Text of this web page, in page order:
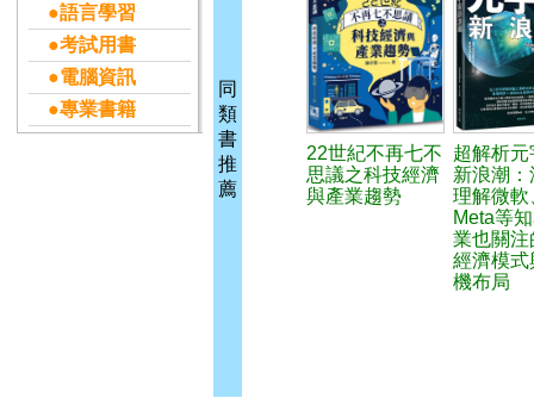
●語言學習
●考試用書
●電腦資訊
●專業書籍
同
類
書
推
薦
22世紀不再七不
思議之科技經濟
與產業趨勢
超解析元
新浪潮：
理解微軟
Meta等
業也關注
經濟模式
機布局